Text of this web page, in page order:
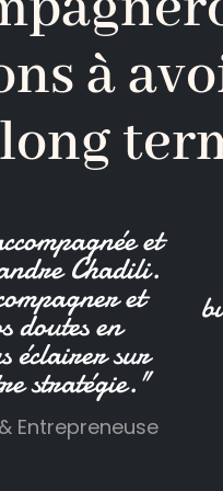
à
et
Chadili.
et
doutes en
éclairer sur
stratégie."
Entrepreneuse